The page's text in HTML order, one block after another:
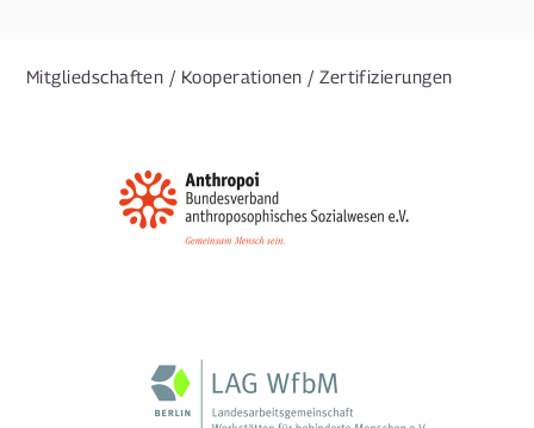
Mitgliedschaften / Kooperationen / Zertifizierungen